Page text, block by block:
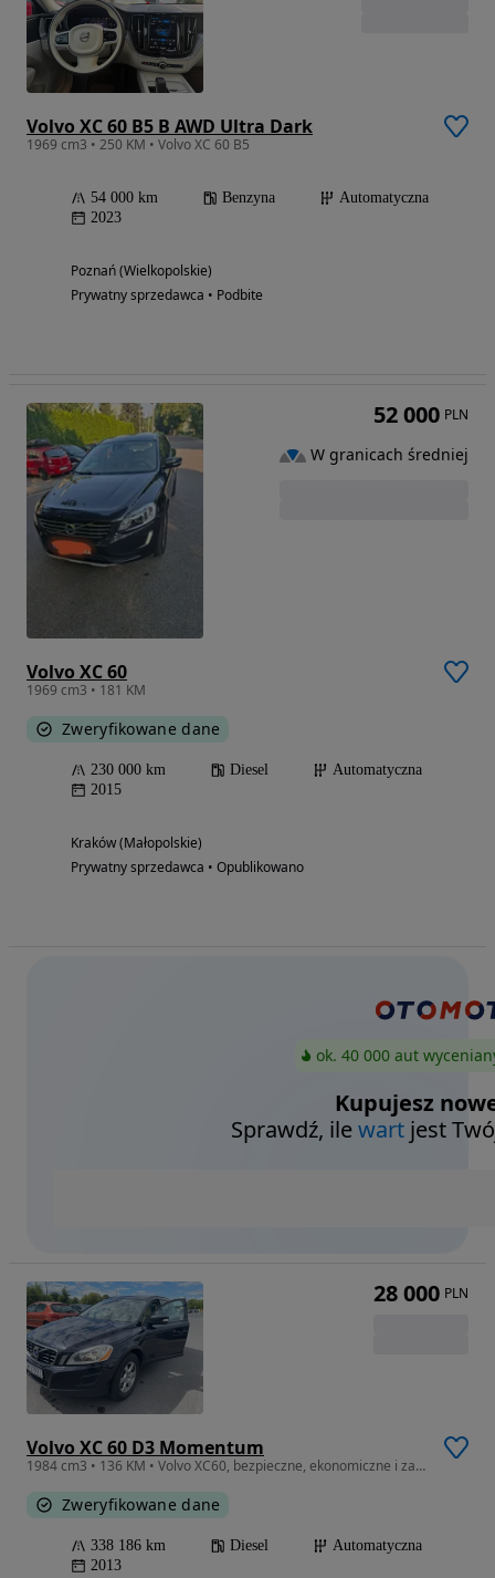
Volvo XC 60 B5 B AWD Ultra Dark
1969 cm3 • 250 KM • Volvo XC 60 B5
54 000 km Benzyna
Automatyczna
2023
Poznań (Wielkopolskie)
Prywatny sprzedawca • Podbite
Volvo XC 60
1969 cm3 • 181 KM
Zweryfikowane dane
230 000 km Diesel
Automatyczna
2015
Kraków (Małopolskie)
Prywatny sprzedawca • Opublikowano
52 000 PLN
W granicach średniej
ok. 40 000 aut
Kupujesz
Sprawdź, ilewart jest
Volvo XC 60 D3 Momentum
1984 cm3 • 136 KM • Volvo XC60, bezpieczne, ekonomiczne i zadbane
Zweryfikowane dane
338 186 km Diesel
Automatyczna
2013
28 000 PLN